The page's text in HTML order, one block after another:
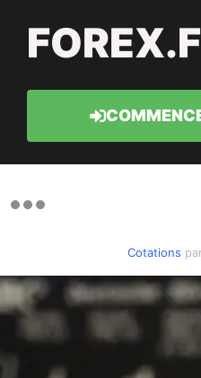
Cotations